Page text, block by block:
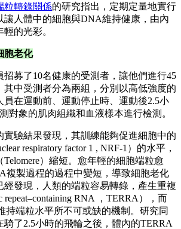
粒轉錄關係的研究指出，定期定量地實行
讓人體中的細胞與DNA維持健康，由內
的光彩。
胞老化
募了10名健康的受測者，讓他們進行45
其中受測者分為兩組，分別以高低強度的
員在運動前、運動停止時、運動後2.5小
對象的肌肉組織和血液樣本進行檢測。
實驗結果發現，其訓練能夠促進細胞中的
respiratory factor 1 , NRF-1）的水平，
）縮短。愈年輕的細胞端粒愈
複製過程的過程中變短，導致細胞老化
經發現，人類的端粒容易轉錄，產生重複
repeat–containing RNA ，TERRA），而
持端粒水平所不可或缺的機制。研究同
騎了2.5小時的飛輪之後，體內的TERRA